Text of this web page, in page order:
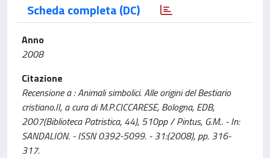
Scheda completa (DC)
Anno
2008
Citazione
Recensione a : Animali simbolici. Alle origini del Bestiario
cristiano.II, a cura di M.P.CICCARESE, Bologna, EDB,
2007(Biblioteca Patristica, 44), 510pp / Pintus, G.M.. - In:
SANDALION. - ISSN 0392-5099. - 31:(2008), pp. 316-
317.